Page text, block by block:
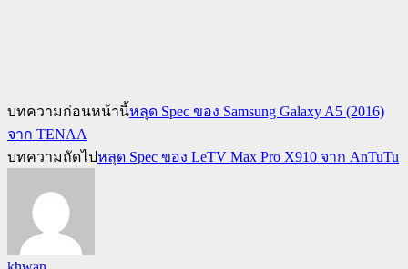
บทความก่อนหน้านี้หลุด Spec ของ Samsung Galaxy A5 (2016)
จาก TENAA
บทความถัดไปหลุด Spec ของ LeTV Max Pro X910 จาก AnTuTu